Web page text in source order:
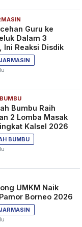
Guru ke
Dalam 3
Ini Reaksi Disdik
Bumbu Raih
2 Lomba Masak
Kalsel 2026
BUMBU
UMKM Naik
Borneo 2026